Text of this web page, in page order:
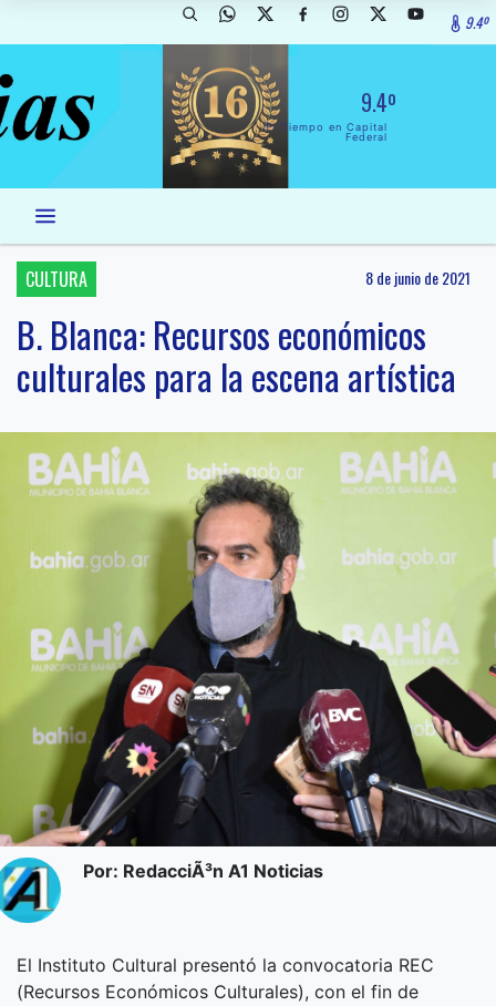
9.4º
9.4º
El Tiempo en Capital
Federal
CULTURA 8 de junio de 2021
B. Blanca: Recursos económicos
culturales para la escena artística
Por: RedacciÃ³n A1 Noticias
El Instituto Cultural presentó la convocatoria REC
(Recursos Económicos Culturales), con el fin de